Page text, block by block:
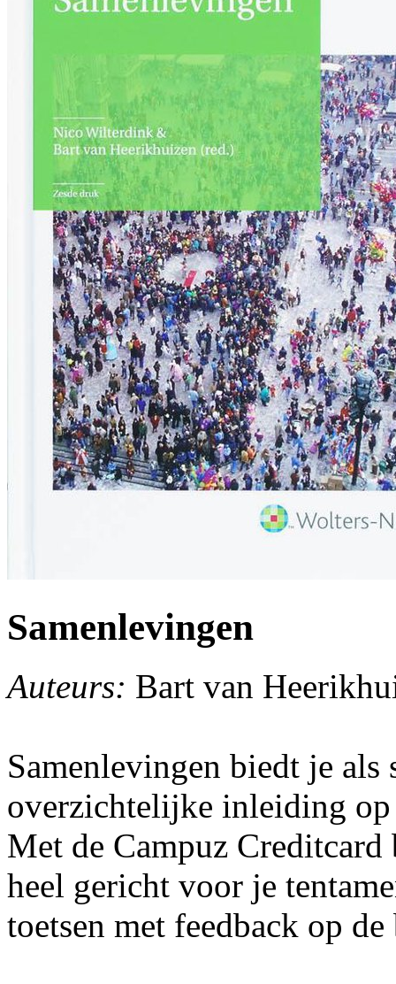
Samenlevingen
Auteurs: Bart van
Samenlevingen biedt je als
overzichtelijke inleiding
Met de Campuz
heel gericht voor je
toetsen met feedback op